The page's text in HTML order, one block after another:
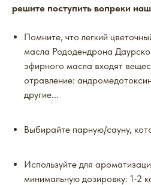
решите поступить вопреки
Помните, что легкий
масла Рододендрона
эфирного масла входят
отравление:
другие...
Выбирайте парную/сауну,
Используйте для
минимальную дозировку: 1-2